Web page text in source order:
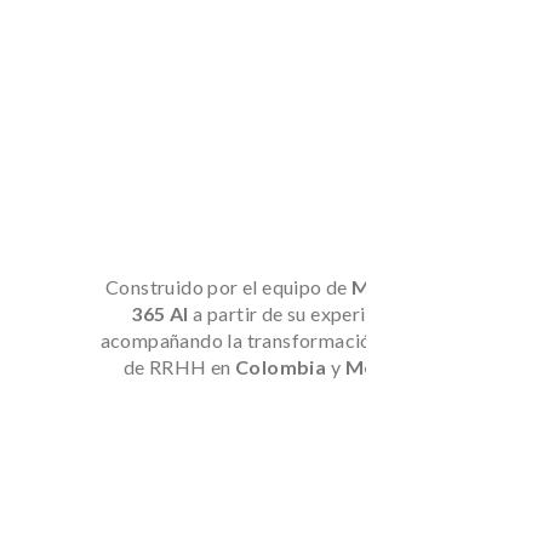
Construido por el equipo de Magneto
365 AI a partir de su experiencia
acompañando la transformación digital
de RRHH en Colombia y México.